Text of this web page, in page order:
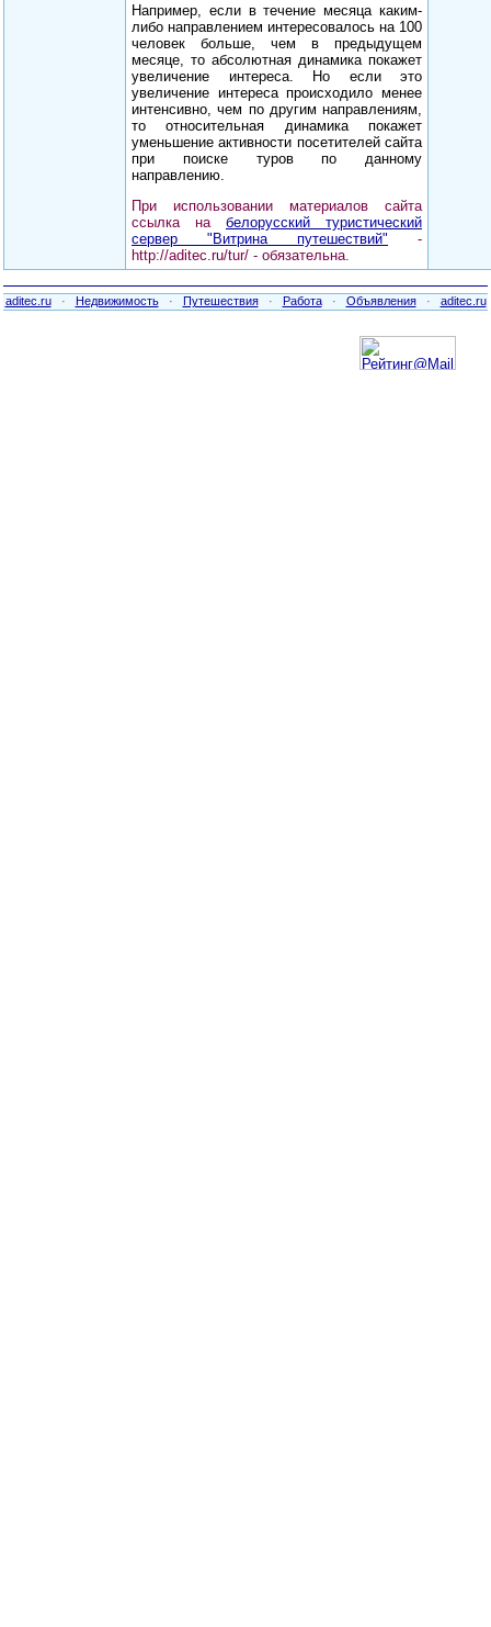
Например, если в течение месяца каким-
либо направлением интересовалось на 100
человек больше, чем в предыдущем
месяце, то абсолютная динамика покажет
увеличение интереса. Но если это
увеличение интереса происходило менее
интенсивно, чем по другим направлениям,
то относительная динамика покажет
уменьшение активности посетителей сайта
при поиске туров по данному
направлению.
При использовании материалов сайта
ссылка на белорусский туристический
сервер "Витрина путешествий" -
http://aditec.ru/tur/ - обязательна.
aditec.ru· Недвижимость· Путешествия· Работа· Объявления· aditec.ru